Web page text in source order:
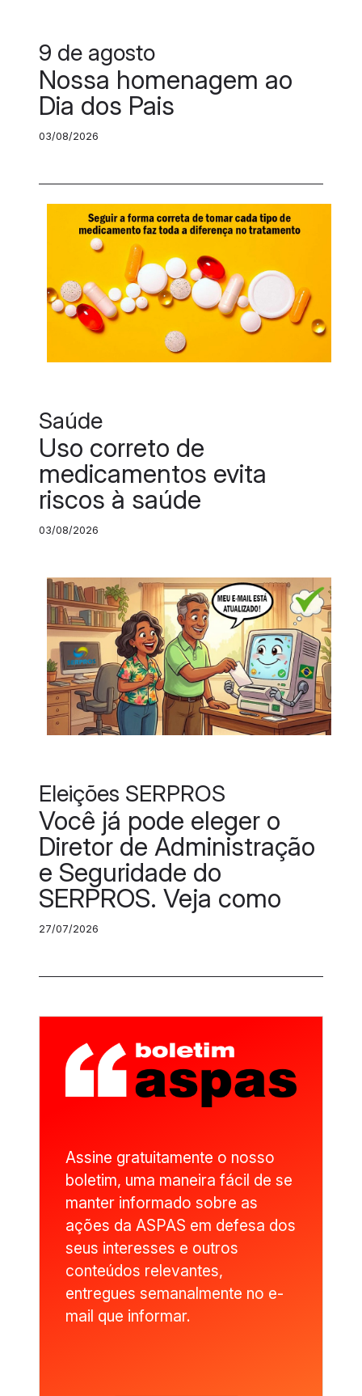
9 de agosto
Nossa homenagem ao
Dia dos Pais
03/08/2026
Saúde
Uso correto de
medicamentos evita
riscos à saúde
03/08/2026
Eleições SERPROS
Você já pode eleger o
Diretor de Administração
e Seguridade do
SERPROS. Veja como
27/07/2026
Assine gratuitamente o nosso
boletim, uma maneira fácil de se
manter informado sobre as
ações da ASPAS em defesa dos
seus interesses e outros
conteúdos relevantes,
entregues semanalmente no e-
mail que informar.